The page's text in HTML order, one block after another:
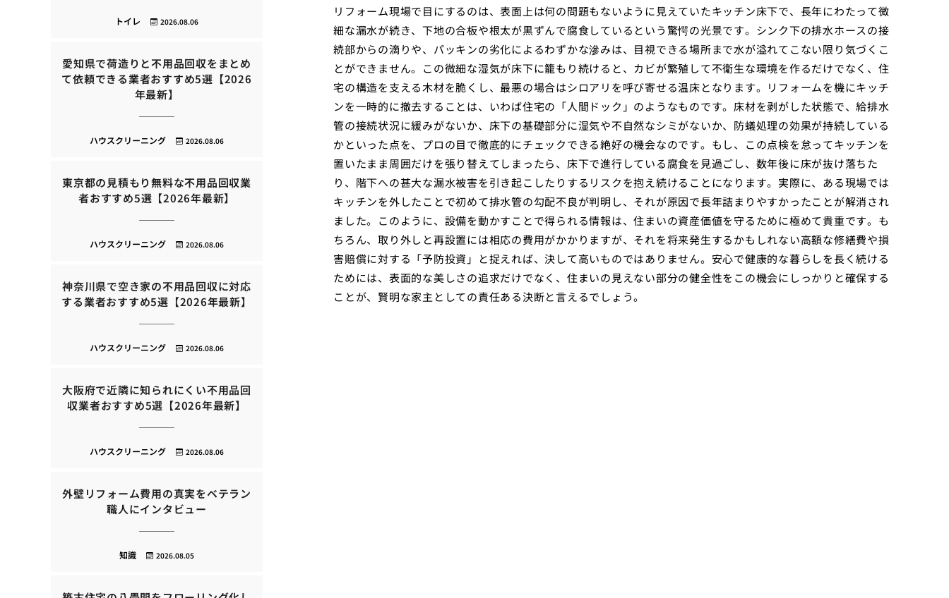
リフォーム現場で目にするのは、表面上は何の問題もないように見えていたキッチン床下で、長年にわたって微
細な漏水が続き、下地の合板や根太が黒ずんで腐食しているという驚愕の光景です。シンク下の排水ホースの接
続部からの滴りや、パッキンの劣化によるわずかな滲みは、目視できる場所まで水が溢れてこない限り気づくこ
とができません。この微細な湿気が床下に籠もり続けると、カビが繁殖して不衛生な環境を作るだけでなく、住
宅の構造を支える木材を脆くし、最悪の場合はシロアリを呼び寄せる温床となります。リフォームを機にキッチ
ンを一時的に撤去することは、いわば住宅の「人間ドック」のようなものです。床材を剥がした状態で、給排水
管の接続状況に緩みがないか、床下の基礎部分に湿気や不自然なシミがないか、防蟻処理の効果が持続している
かといった点を、プロの目で徹底的にチェックできる絶好の機会なのです。もし、この点検を怠ってキッチンを
置いたまま周囲だけを張り替えてしまったら、床下で進行している腐食を見過ごし、数年後に床が抜け落ちた
り、階下への甚大な漏水被害を引き起こしたりするリスクを抱え続けることになります。実際に、ある現場では
キッチンを外したことで初めて排水管の勾配不良が判明し、それが原因で長年詰まりやすかったことが解消され
ました。このように、設備を動かすことで得られる情報は、住まいの資産価値を守るために極めて貴重です。も
ちろん、取り外しと再設置には相応の費用がかかりますが、それを将来発生するかもしれない高額な修繕費や損
害賠償に対する「予防投資」と捉えれば、決して高いものではありません。安心で健康的な暮らしを長く続ける
ためには、表面的な美しさの追求だけでなく、住まいの見えない部分の健全性をこの機会にしっかりと確保する
ことが、賢明な家主としての責任ある決断と言えるでしょう。
2026.08.06
トイレ
愛知県で荷造りと不用品回収をまとめ
て依頼できる業者おすすめ5選【2026
年最新】
2026.08.06
ハウスクリーニング
東京都の見積もり無料な不用品回収業
者おすすめ5選【2026年最新】
2026.08.06
ハウスクリーニング
神奈川県で空き家の不用品回収に対応
する業者おすすめ5選【2026年最新】
2026.08.06
ハウスクリーニング
大阪府で近隣に知られにくい不用品回
収業者おすすめ5選【2026年最新】
2026.08.06
ハウスクリーニング
外壁リフォーム費用の真実をベテラン
職人にインタビュー
2026.08.05
知識